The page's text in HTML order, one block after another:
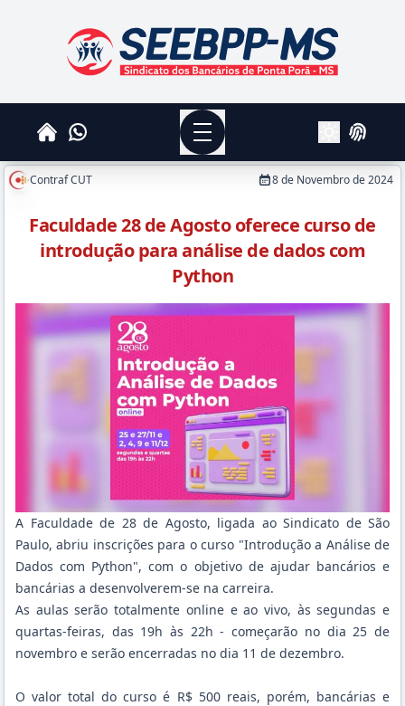
SEEBPPMS - Sindicato dos Bancários de Ponta
HomeWhatsapp
Menu
AlterarLogin
Contraf CUT 8 de Novembro de 2024
Faculdade 28 de Agosto oferece curso de
introdução para análise de dados com
Python
A Faculdade de 28 de Agosto, ligada ao Sindicato de São
Paulo, abriu inscrições para o curso "Introdução a Análise de
Dados com Python", com o objetivo de ajudar bancários e
bancárias a desenvolverem-se na carreira.
As aulas serão totalmente online e ao vivo, às segundas e
quartas-feiras, das 19h às 22h - começarão no dia 25 de
novembro e serão encerradas no dia 11 de dezembro.
O valor total do curso é R$ 500 reais, porém, bancárias e